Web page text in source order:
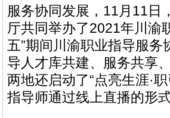
服务协同发展，11月11日
厅共同举办了2021年川渝
五”期间川渝职业指导服
导人才库共建、服务共享
两地还启动了“点亮生涯·
指导师通过线上直播的形